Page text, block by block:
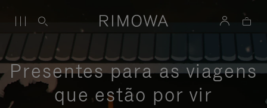
Presentes para as viagens
que estão por vir